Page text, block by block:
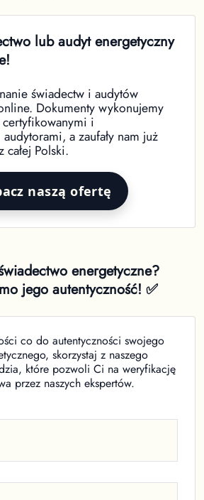
lub audyt energetyczny
świadectw i audytów
Dokumenty wykonujemy
i
a zaufały nam już
Polski.
naszą ofertę
energetyczne?
jego autentyczność! ✅
co do autentyczności swojego
skorzystaj z naszego
które pozwoli Ci na weryfikację
przez naszych ekspertów.